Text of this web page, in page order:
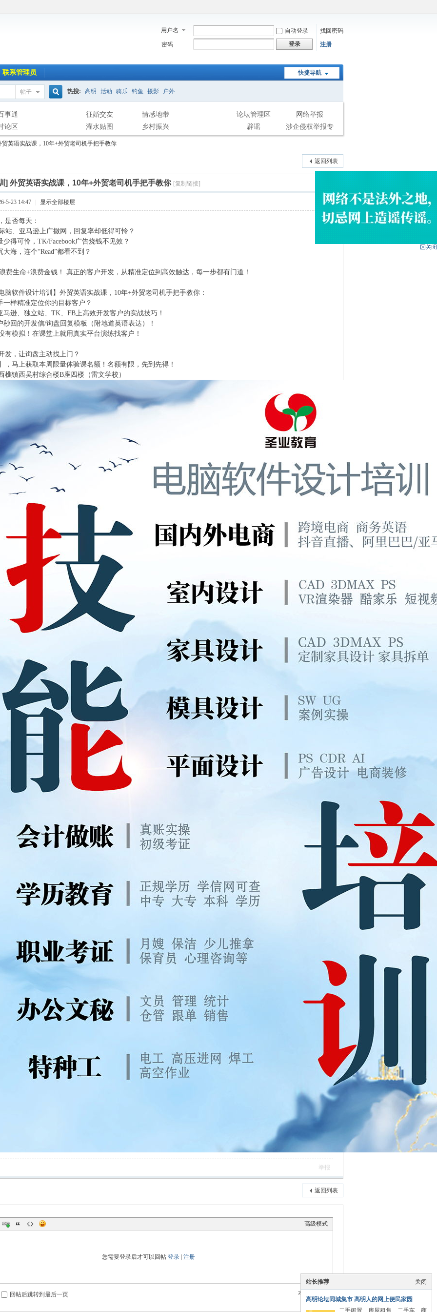
用户名 自动登录
找回密码
密码
登录 注册
快捷导航
联系管理员
帖子
索
热搜: 高明 活动 骑乐 钓鱼 摄影 户外
事通
论区
征婚交友
情感地带
灌水贴图
乡村振兴
论坛管理区
网络举报
辟谣
涉企侵权举报专
区
贸英语实战课，10年+外贸老司机手把手教你
返回列表
] 外贸英语实战课，10年+外贸老司机手把手教你 [复制链接]
5-23 14:47 显示全部楼层
是否每天：
站、亚马逊上广撒网，回复率却低得可怜？
少得可怜，TK/Facebook广告烧钱不见效？
海，连个“Read”都看不到？
费生命+浪费金钱！ 真正的客户开发，从精准定位到高效触达，每一步都有门道！
脑软件设计培训】外贸英语实战课，10年+外贸老司机手把手教你：
一样精准定位你的目标客户？
马逊、独立站、TK、FB上高效开发客户的实战技巧！
秒回的开发信/询盘回复模板（附地道英语表达）！
有模拟！在课堂上就用真实平台演练找客户！
发，让询盘主动找上门？
，马上获取本周限量体验课名额！名额有限，先到先得！
樵镇西吴村综合楼B座四楼（雷文学校）
举报
返回列表
高级模式
您需要登录后才可以回帖 登录 注册
本版积分规则
回帖后跳转到最后一页
关闭
站长推荐
高明论坛同城集市 高明人的网上便民家园
二手闲置、房屋租售、二手车、商